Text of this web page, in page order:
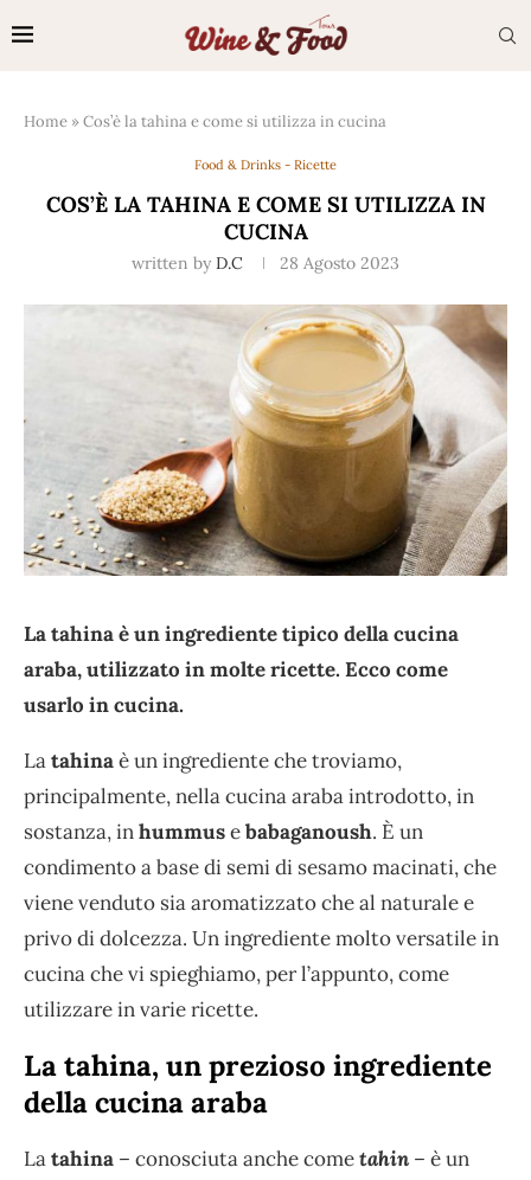
Home »Cos’è la tahina e come si utilizza in cucina
Food & Drinks - Ricette
COS’È LA TAHINA E COME SI UTILIZZA IN
CUCINA
written by D.C 28 Agosto 2023
La tahina è un ingrediente tipico della cucina
araba, utilizzato in molte ricette. Ecco come
usarlo in cucina.
Latahinaè un ingrediente che troviamo,
principalmente, nella cucina araba introdotto, in
sostanza, inhummusebabaganoush. È un
condimento a base di semi di sesamo macinati, che
viene venduto sia aromatizzato che al naturale e
privo di dolcezza. Un ingrediente molto versatile in
cucina che vi spieghiamo, per l’appunto, come
utilizzare in varie ricette.
La tahina, un prezioso ingrediente
della cucina araba
Latahina – conosciuta anche cometahin – è un